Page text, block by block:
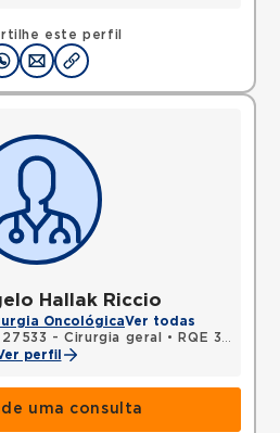
este perfil
Hallak Riccio
OncológicaVer todas
27533 - Cirurgia geral •
RQE 37993 - Cancerologia/cancerologia cirúrgica
perfil
uma consulta